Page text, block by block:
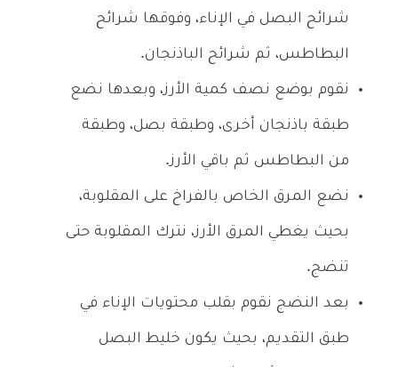
شرائح البصل في الإناء، وفوقها شرائح
البطاطس، ثم شرائح الباذنجان.
نقوم بوضع نصف كمية الأرز، وبعدها نضع
طبقة باذنجان أخرى، وطبقة بصل، وطبقة
من البطاطس ثم باقي الأرز.
نضع المرق الخاص بالفراخ على المقلوبة،
بحيث يغطي المرق الأرز، نترك المقلوبة حتى
تنضج.
بعد النضج نقوم بقلب محتويات الإناء في
طبق التقديم، بحيث يكون خليط البصل